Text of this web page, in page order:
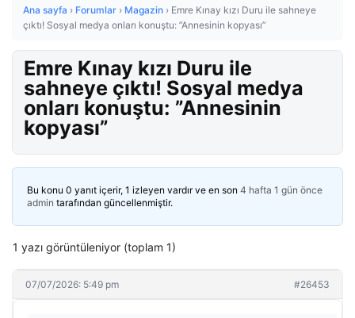
Ana sayfa › Forumlar › Magazin › Emre Kınay kızı Duru ile sahneye
çıktı! Sosyal medya onları konuştu: ”Annesinin kopyası”
Emre Kınay kızı Duru ile
sahneye çıktı! Sosyal medya
onları konuştu: ”Annesinin
kopyası”
Bu konu 0 yanıt içerir, 1 izleyen vardır ve en son 4 hafta 1 gün önce
admin tarafından güncellenmiştir.
1 yazı görüntüleniyor (toplam 1)
07/07/2026: 5:49 pm #26453